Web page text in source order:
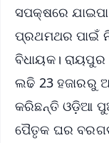
ସପକ୍ଷରେ
ପ୍ରଥମଥର ପାଇଁ
ବିଧାୟକ।
ଲଢି 23 ହଜାରରୁ
କରିଛନ୍ତି ଓଡ଼ିଆ
ପୈତୃକ ଘର